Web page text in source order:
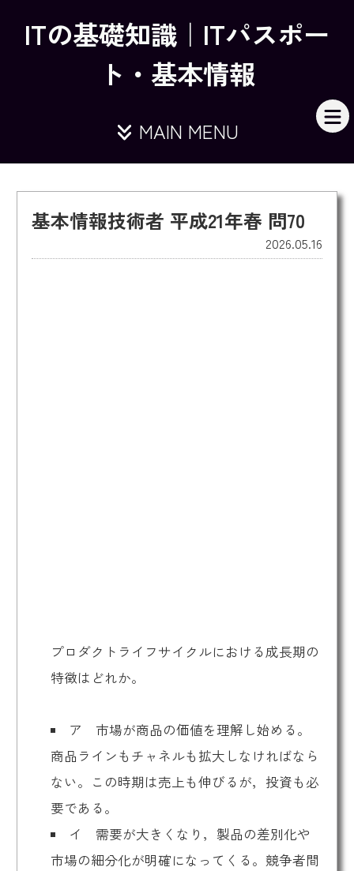
ITの基礎知識｜ITパスポー
ト・基本情報
MAIN MENU
基本情報技術者 平成21年春 問70
2026.05.16
プロダクトライフサイクルにおける成長期の
特徴はどれか。
ア 市場が商品の価値を理解し始める。
商品ラインもチャネルも拡大しなければなら
ない。この時期は売上も伸びるが，投資も必
要である。
イ 需要が大きくなり，製品の差別化や
市場の細分化が明確になってくる。競争者間